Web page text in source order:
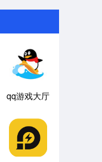
qq游戏大厅